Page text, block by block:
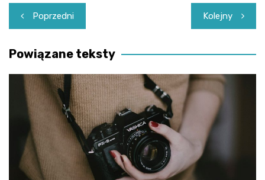
Nawigacja
wpisu
Poprzedni Kolejny
Powiązane teksty